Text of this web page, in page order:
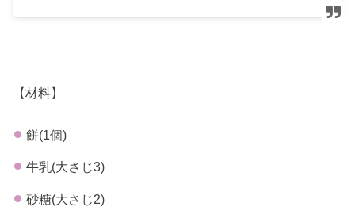
【材料】
餅(1個)
牛乳(大さじ3)
砂糖(大さじ2)